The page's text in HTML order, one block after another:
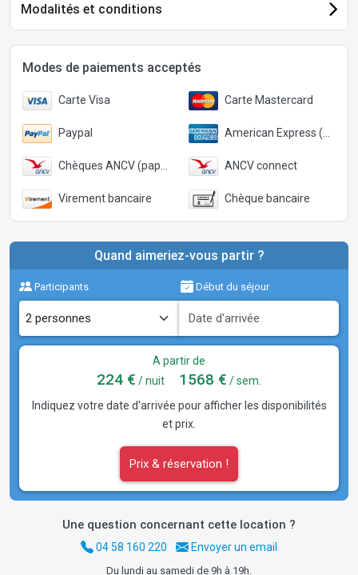
Modalités et conditions
Modes de paiements acceptés
Carte Visa Carte Mastercard
Paypal American Express (Paypal)
Chèques ANCV (papier) ANCV connect
Virement bancaire Chèque bancaire
Quand aimeriez-vous partir ?
Participants Début du séjour
A partir de
224 € / nuit 1568 € / sem.
Indiquez votre date d'arrivée pour afficher les disponibilités
et prix.
Prix & réservation !
Une question concernant cette location ?
04 58 160 220 Envoyer un email
Du lundi au samedi de 9h à 19h.